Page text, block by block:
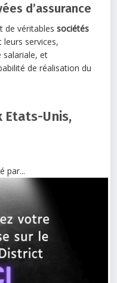
d’assurance
de véritablessociétés
leurs services,
et
de réalisation du
Etats-Unis,
par...